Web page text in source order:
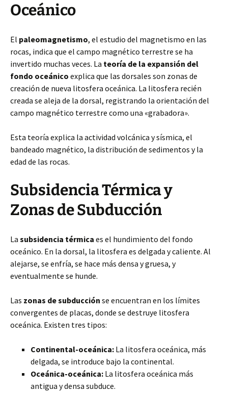
Oceánico
El paleomagnetismo, el estudio del magnetismo en las
rocas, indica que el campo magnético terrestre se ha
invertido muchas veces. La teoría de la expansión del
fondo oceánico explica que las dorsales son zonas de
creación de nueva litosfera oceánica. La litosfera recién
creada se aleja de la dorsal, registrando la orientación del
campo magnético terrestre como una «grabadora».
Esta teoría explica la actividad volcánica y sísmica, el
bandeado magnético, la distribución de sedimentos y la
edad de las rocas.
Subsidencia Térmica y
Zonas de Subducción
La subsidencia térmica es el hundimiento del fondo
oceánico. En la dorsal, la litosfera es delgada y caliente. Al
alejarse, se enfría, se hace más densa y gruesa, y
eventualmente se hunde.
Las zonas de subducción se encuentran en los límites
convergentes de placas, donde se destruye litosfera
oceánica. Existen tres tipos:
Continental-oceánica: La litosfera oceánica, más
delgada, se introduce bajo la continental.
Oceánica-oceánica: La litosfera oceánica más
antigua y densa subduce.